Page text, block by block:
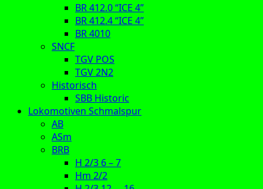
BR 412.0 “ICE 4”
BR 412.4 “ICE 4”
BR 4010
SNCF
TGV POS
TGV 2N2
Historisch
SBB Historic
Lokomotiven Schmalspur
AB
ASm
BRB
H 2/3 6 – 7
Hm 2/2